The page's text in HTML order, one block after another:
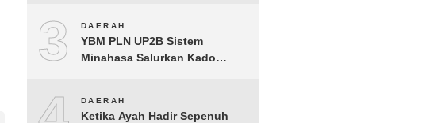
3 DAERAH
YBM PLN UP2B Sistem
Minahasa Salurkan Kado
Tomohon
DAERAH
Ketika Ayah Hadir Sepenuh